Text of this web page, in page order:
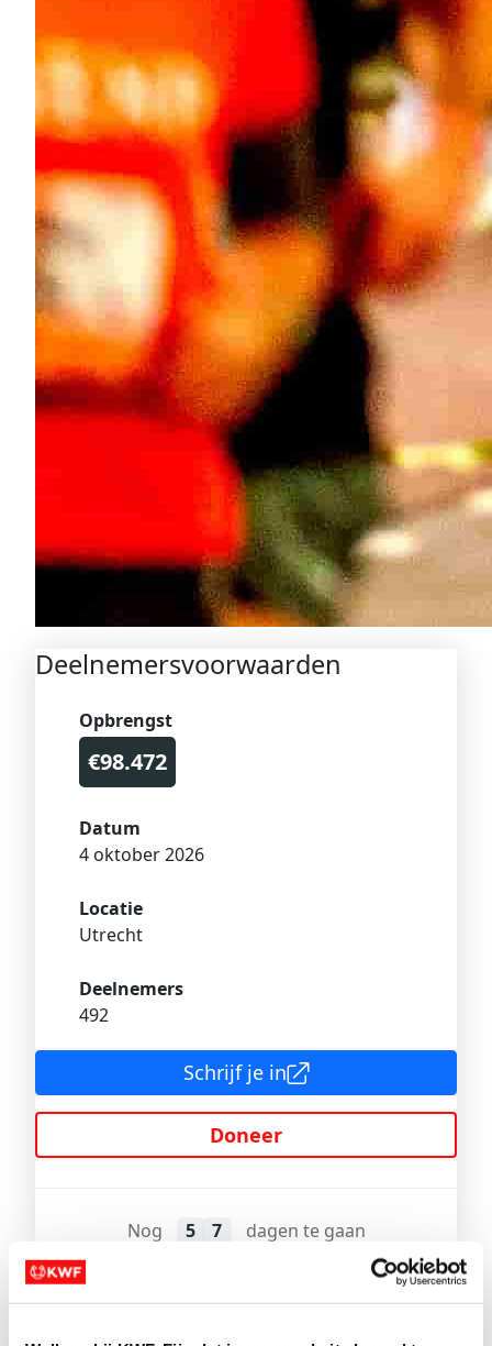
Deelnemersvoorwaarden
Opbrengst
€98.472
Datum
4 oktober 2026
Locatie
Utrecht
Deelnemers
492
Schrijf je in
Doneer
Nog 5 7 dagen te gaan
Ren tegen kanker en KWF